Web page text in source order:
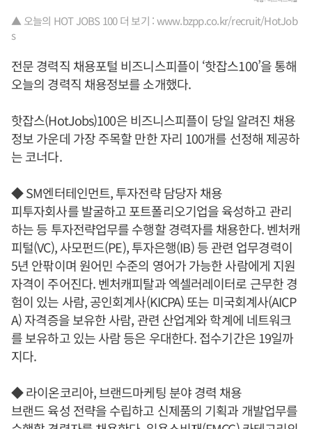
▲ 오늘의 HOT JOBS 100 더 보기 : www.bzpp.co.kr/recruit/HotJob
s
전문 경력직 채용포털 비즈니스피플이 ‘핫잡스100’을 통해
오늘의 경력직 채용정보를 소개했다.
핫잡스(HotJobs)100은 비즈니스피플이 당일 알려진 채용
정보 가운데 가장 주목할 만한 자리 100개를 선정해 제공하
는 코너다.
◆ SM엔터테인먼트, 투자전략 담당자 채용
피투자회사를 발굴하고 포트폴리오기업을 육성하고 관리
하는 등 투자전략업무를 수행할 경력자를 채용한다. 벤처캐
피털(VC), 사모펀드(PE), 투자은행(IB) 등 관련 업무경력이
5년 안팎이며 원어민 수준의 영어가 가능한 사람에게 지원
자격이 주어진다. 벤처캐피탈과 엑셀러레이터로 근무한 경
험이 있는 사람, 공인회계사(KICPA) 또는 미국회계사(AICP
A) 자격증을 보유한 사람, 관련 산업계와 학계에 네트워크
를 보유하고 있는 사람 등은 우대한다. 접수기간은 19일까
지다.
◆ 라이온코리아, 브랜드마케팅 분야 경력 채용
브랜드 육성 전략을 수립하고 신제품의 기획과 개발업무를